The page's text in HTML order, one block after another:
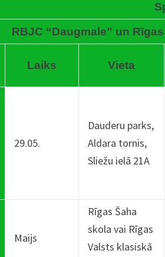
RBJC “Daugmale” un
Laiks Vieta
29.05.
Dauderu parks,
Aldara tornis,
Sliežu ielā 21A
Maijs
Rīgas Šaha
skola vai Rīgas
Valsts klasiskā